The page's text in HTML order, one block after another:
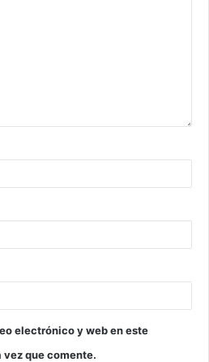
electrónico y web en este
vez que comente.